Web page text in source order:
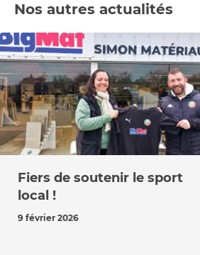
Nos autres actualités
Fiers de soutenir le sport
local !
9 février 2026